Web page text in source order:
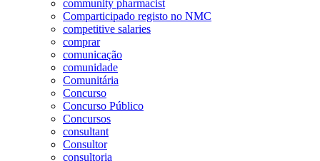
community pharmacist
Comparticipado registo no NMC
competitive salaries
comprar
comunicação
comunidade
Comunitária
Concurso
Concurso Público
Concursos
consultant
Consultor
consultoria